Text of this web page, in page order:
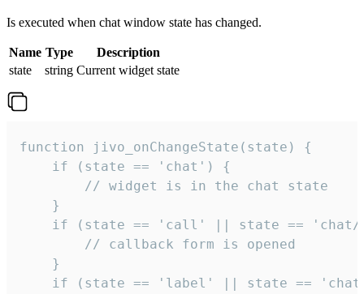
Is executed when chat window state has changed.
Name Type
Description
state
string Current widget state
function jivo_onChangeState(state) {
    if (state == 'chat') {
        // widget is in the chat state
    }
if (state == 'call' || state ==
        // callback form is opened
    }
if (state == 'label' || state ==